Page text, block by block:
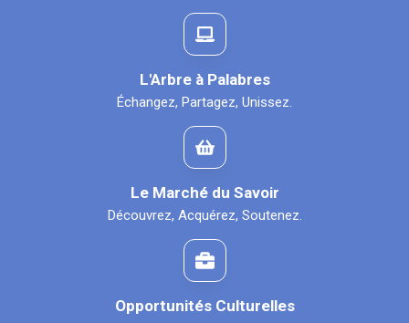
L'Arbre à Palabres
Échangez, Partagez, Unissez.
Le Marché du Savoir
Découvrez, Acquérez, Soutenez.
Opportunités Culturelles